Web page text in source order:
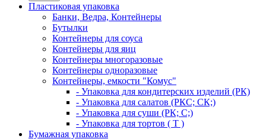
Пластиковая упаковка
Банки, Ведра, Контейнеры
Бутылки
Контейнеры для соуса
Контейнеры для яиц
Контейнеры многоразовые
Контейнеры одноразовые
Контейнеры, емкости "Комус"
- Упаковка для кондитерских изделий (РК)
- Упаковка для салатов (РКС; СК;)
- Упаковка для суши (РК; С;)
- Упаковка для тортов ( Т )
Бумажная упаковка